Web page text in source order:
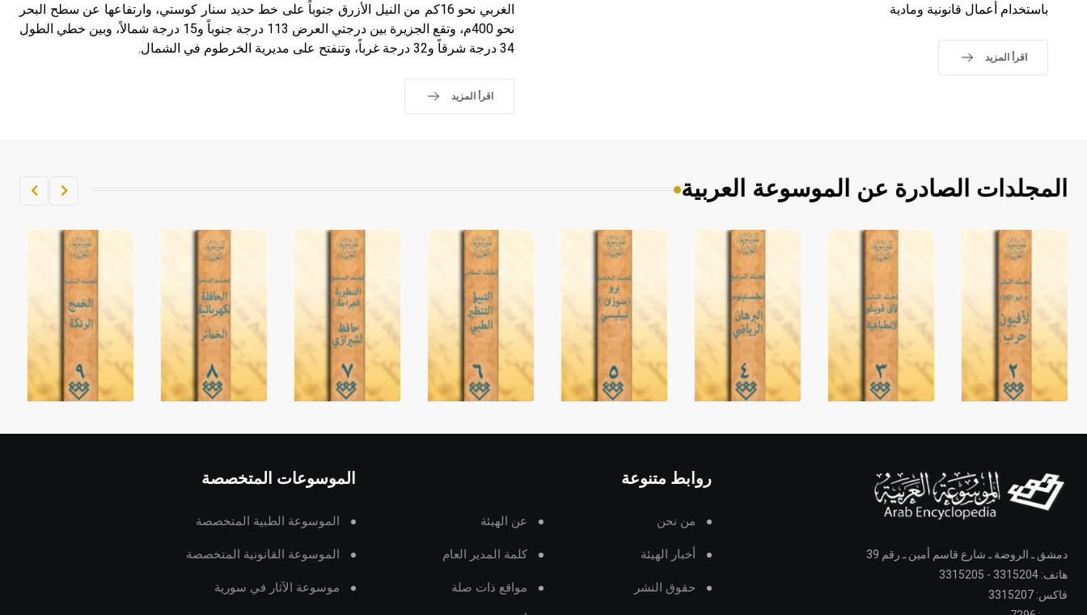
- هل تعلم أن أبجر Abgar اسم معروف
جيداً يعود إلى عدد من الملوك الذين
حكموا مدينة إديسا (الرها) من أبجر الأول
وحتى التاسع، وهم ينتسبون إلى أسرة
باستخدام أعمال قانونية ومادية
اقرأ المزيد
الغربي نحو 16كم من النيل الأزرق جنوباً على خط حديد سنار كوستي، وارتفاعها عن سطح البحر
نحو 400م، وتقع الجزيرة بين درجتي العرض 113 درجة جنوباً و15 درجة شمالاً، وبين خطي الطول
34 درجة شرقاً و32 درجة غرباً، وتنفتح على مديرية الخرطوم في الشمال.
اقرأ المزيد
المجلدات الصادرة عن الموسوعة العربية
دمشق ـ الروضة ـ شارع قاسم أمين ـ رقم 39
هاتف: 3315204 - 3315205
فاكس: 3315207
روابط متنوعة
من نحن عن الهيئة
أخبار الهيئة كلمة المدير العام
حقوق النشر مواقع ذات صلة
الموسوعات المتخصصة
الموسوعة الطبية المتخصصة
الموسوعة القانونية المتخصصة
موسوعة الآثار في سورية